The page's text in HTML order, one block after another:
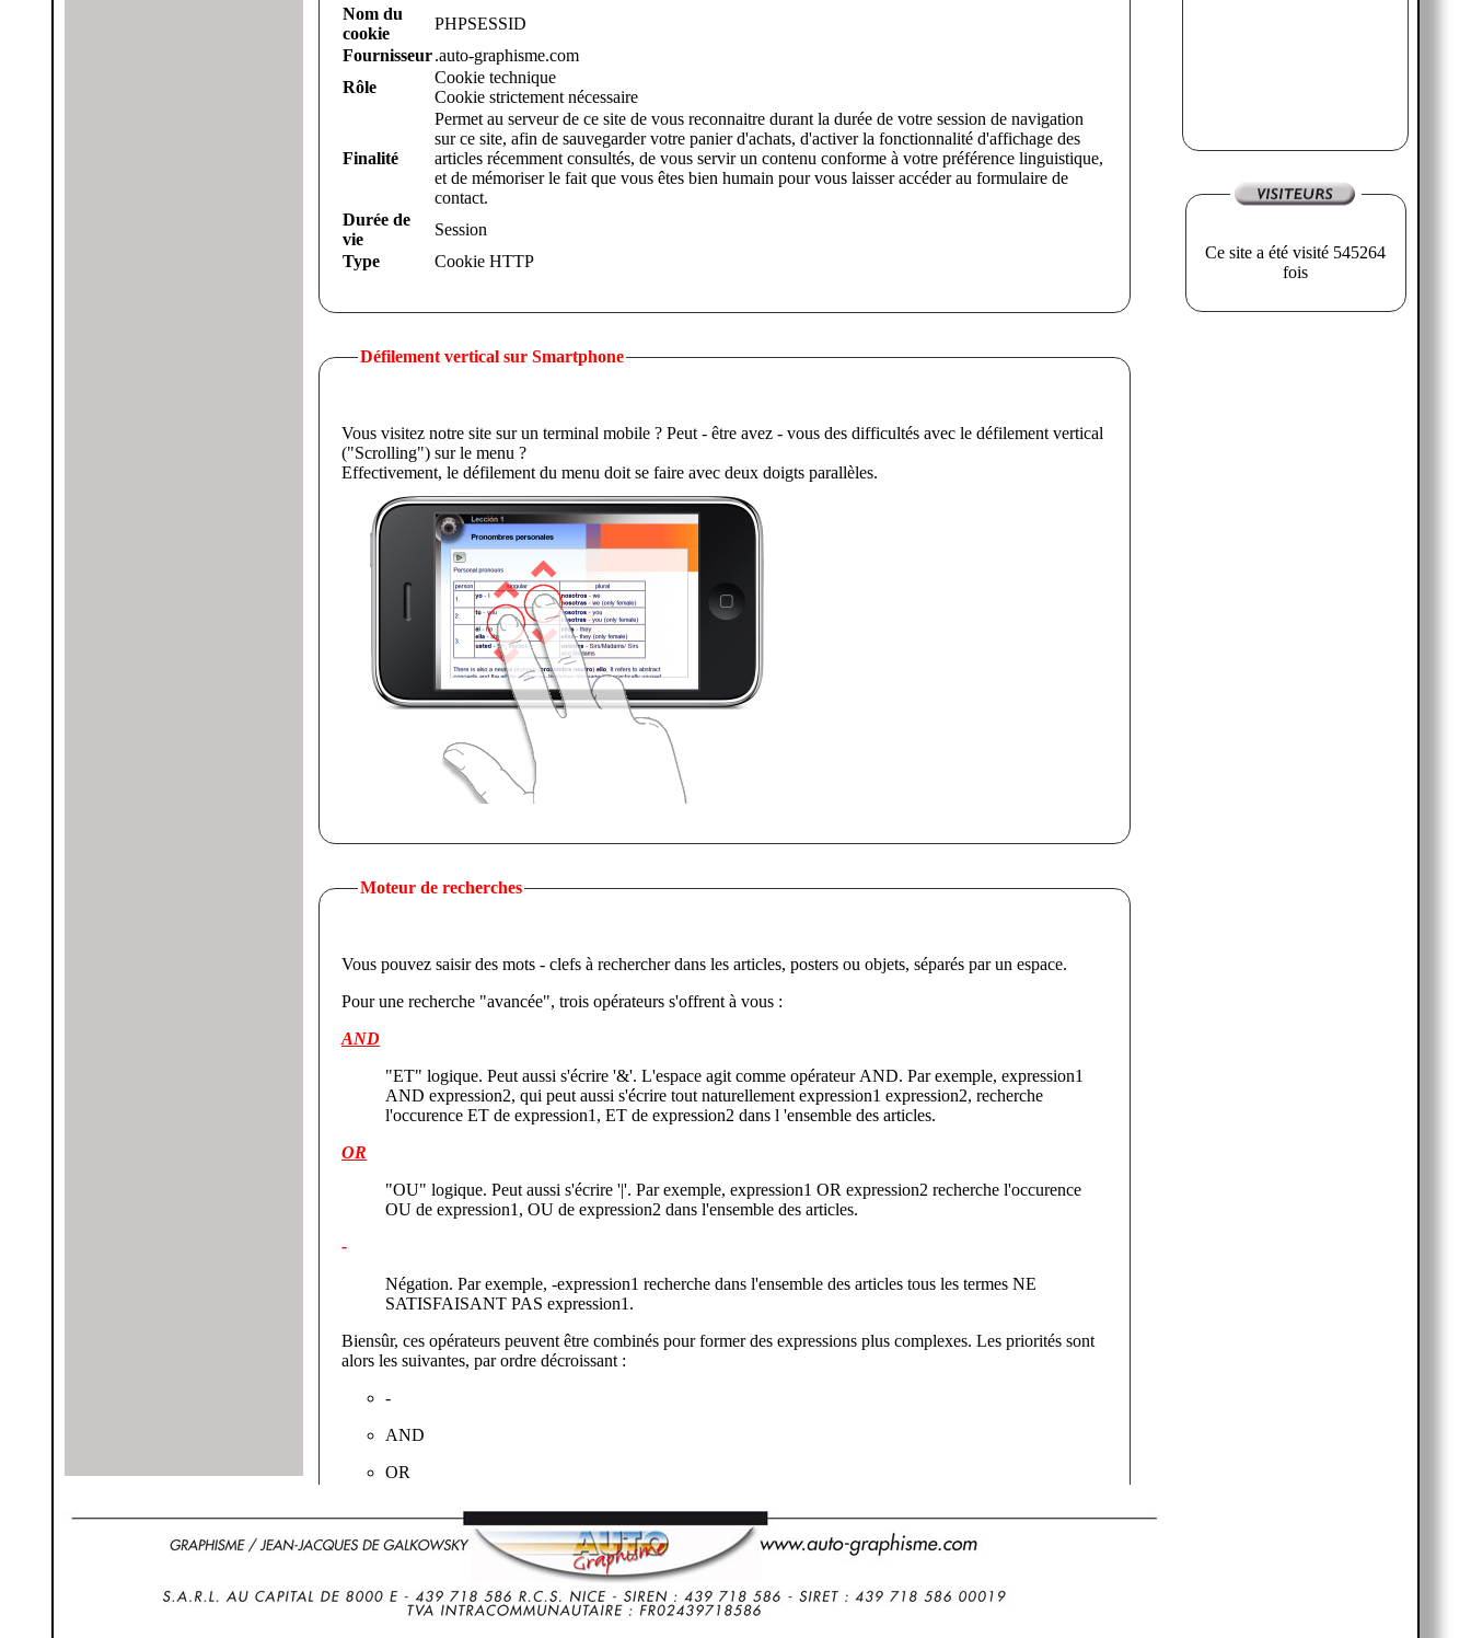
Ce site a été visité 545264
fois
Nom du
cookie
PHPSESSID
Fournisseur.auto-graphisme.com
Rôle
Cookie technique
Cookie strictement nécessaire
Finalité
Permet au serveur de ce site de vous reconnaitre durant la durée de votre session de navigation
sur ce site, afin de sauvegarder votre panier d'achats, d'activer la fonctionnalité d'affichage des
articles récemment consultés, de vous servir un contenu conforme à votre préférence linguistique,
et de mémoriser le fait que vous êtes bien humain pour vous laisser accéder au formulaire de
contact.
Durée de
vie
Session
Type
Cookie HTTP
Défilement vertical sur Smartphone
Vous visitez notre site sur un terminal mobile ? Peut - être avez - vous des difficultés avec le défilement vertical
("Scrolling") sur le menu ?
Effectivement, le défilement du menu doit se faire avec deux doigts parallèles.
Moteur de recherches
Vous pouvez saisir des mots - clefs à rechercher dans les articles, posters ou objets, séparés par un espace.
Pour une recherche "avancée", trois opérateurs s'offrent à vous :
AND
"ET" logique. Peut aussi s'écrire '&'. L'espace agit comme opérateur AND. Par exemple, expression1
AND expression2, qui peut aussi s'écrire tout naturellement expression1 expression2, recherche
l'occurence ET de expression1, ET de expression2 dans l 'ensemble des articles.
OR
"OU" logique. Peut aussi s'écrire '|'. Par exemple, expression1 OR expression2 recherche l'occurence
OU de expression1, OU de expression2 dans l'ensemble des articles.
-
Négation. Par exemple, -expression1 recherche dans l'ensemble des articles tous les termes NE
SATISFAISANT PAS expression1.
Biensûr, ces opérateurs peuvent être combinés pour former des expressions plus complexes. Les priorités sont
alors les suivantes, par ordre décroissant :
-
AND
OR